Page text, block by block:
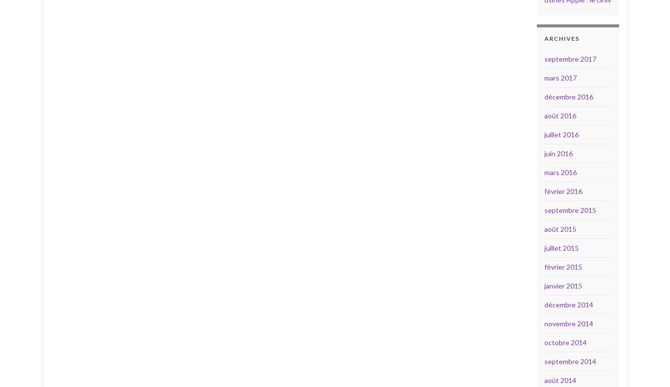
ARCHIVES
septembre 2017
mars 2017
décembre 2016
août 2016
juillet 2016
juin 2016
mars 2016
février 2016
septembre 2015
août 2015
juillet 2015
février 2015
janvier 2015
décembre 2014
novembre 2014
octobre 2014
septembre 2014
août 2014